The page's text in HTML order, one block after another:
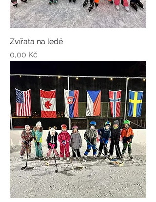
Zvířata na ledě
Cena
0,00 Kč